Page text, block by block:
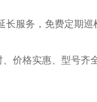
长服务，免费定期
价格实惠、型号齐